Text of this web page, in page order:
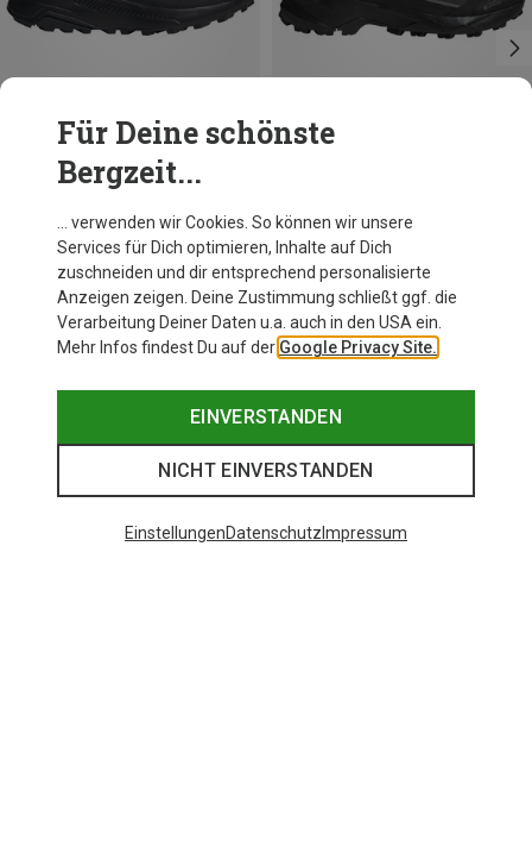
adidas Terrex
Damen Anylander R.RDY Schuhe
Für Deine schönste
Bergzeit...
… verwenden wir Cookies. So können wir unsere
Services für Dich optimieren, Inhalte auf Dich
zuschneiden und dir entsprechend personalisierte
Anzeigen zeigen. Deine Zustimmung schließt ggf. die
Verarbeitung Deiner Daten u.a. auch in den USA ein.
Mehr Infos findest Du auf der Google Privacy Site.
EINVERSTANDEN
NICHT EINVERSTANDEN
EinstellungenDatenschutz Impressum